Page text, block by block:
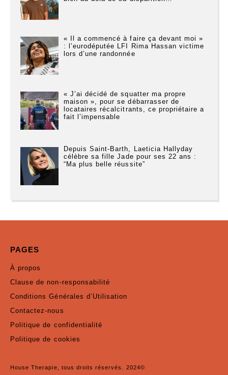
« Il a commencé à faire ça devant moi »
: l’eurodéputée LFI Rima Hassan victime
lors d’une randonnée
« J’ai décidé de squatter ma propre
maison », pour se débarrasser de
locataires récalcitrants, ce propriétaire a
fait l’impensable
Depuis Saint-Barth, Laeticia Hallyday
célèbre sa fille Jade pour ses 22 ans :
“Ma plus belle réussite”
PAGES
À propos
Clause de non-responsabilité
Conditions Générales d’Utilisation
Contactez-nous
Politique de confidentialité
Politique de cookies
House Therapie, tous droits réservés. 2024©